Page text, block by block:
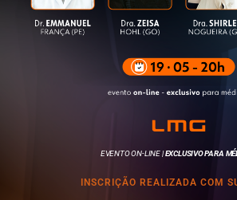
EVENTO ON-LINE |EXCLUSIVO PARA
INSCRIÇÃO REALIZADA COM